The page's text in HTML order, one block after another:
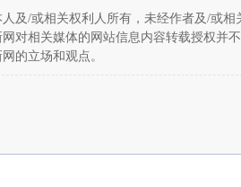
及/或相关权利人所有，未经作者及/或相
对相关媒体的网站信息内容转载授权并
的立场和观点。